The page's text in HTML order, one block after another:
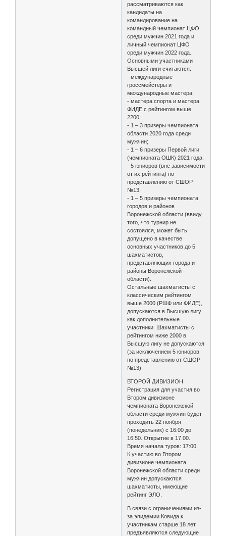
рассматриваются как
кандидаты на
командирование на
командный чемпионат ЦФО
среди мужчин 2021 года и
личный чемпионат ЦФО
среди мужчин 2022 года.
Основными участниками
Высшей лиги считаются:
- международные
гроссмейстеры и
международные мастера;
- мастера спорта и мастера
ФИДЕ с рейтингом выше
2200;
- 1 – 3 призеры чемпионата
области 2020 года среди
мужчин;
- 1 – 6 призеры Первой лиги
(чемпионата ОШК) 2021 года;
- 5 юниоров (вне зависимости
от их рейтинга) по
представлению от СШОР
№13;
- 1 – 5 призеры чемпионата
городов и районов
Воронежской области (ввиду
того, что турнир не
состоялся, может быть
допущено в качестве
основных участников до 5
шахматистов,
представляющих города и
районы Воронежской
области).
Остальные шахматисты с
классическим рейтингом
выше 2000 (РШФ или ФИДЕ),
допускаются в Высшую лигу
как дополнительные
участники. Шахматисты с
рейтингом ниже 2000 в
Высшую лигу не допускаются
(за исключением 5 юниоров
по представлению от СШОР
№13).
ВТОРОЙ ДИВИЗИОН
Регистрация для участия во
Втором дивизионе
чемпионата Воронежской
области среди мужчин будет
проходить 22 ноября
(понедельник) с 16:00 до
16:50. Открытие в 17.00.
Время начала туров: 17:00.
К участию во Втором
дивизионе чемпионата
Воронежской области среди
мужчин допускаются
шахматисты, имеющие
рейтинг ЭЛО.
В связи с ограничениями из-
за эпидемии Ковида к
участникам старше 18 лет
предъявляются следующие